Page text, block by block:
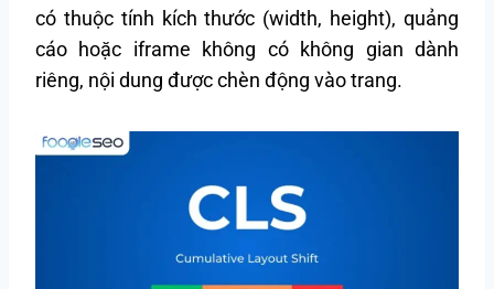
có thuộc tính kích thước (width, height), quảng
cáo hoặc iframe không có không gian dành
riêng, nội dung được chèn động vào trang.